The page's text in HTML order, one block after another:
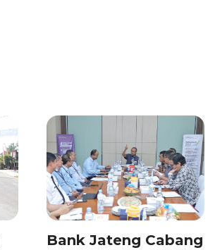
Bank Jateng Cabang